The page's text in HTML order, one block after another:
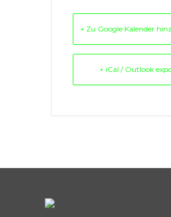
+ Zu Google Kalender
+ iCal / Outlook